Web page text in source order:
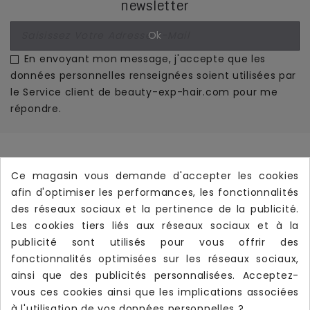
newsletter
En envoyant mon message, j'accepte que les
données personnelles renseignées soient utilisées par
le Service client de beauty-exp-hair.com pour me
répondre.
Informations
Produits

Notre Société

Votre Compte

local_shipping Livraison Rapide
Livraison offerte dès 190 € d’achat TTC
Ce magasin vous demande d'accepter les cookies
afin d'optimiser les performances, les fonctionnalités
des réseaux sociaux et la pertinence de la publicité.
Les cookies tiers liés aux réseaux sociaux et à la
publicité sont utilisés pour vous offrir des
fonctionnalités optimisées sur les réseaux sociaux,
ainsi que des publicités personnalisées. Acceptez-
vous ces cookies ainsi que les implications associées